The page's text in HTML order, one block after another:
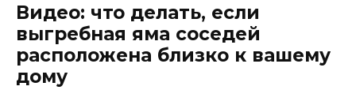
Видео: что делать, если
выгребная яма соседей
расположена близко к вашему
дому